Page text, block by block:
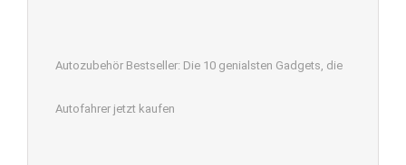
Autozubehör Bestseller: Die 10 genialsten Gadgets, die
Autofahrer jetzt kaufen